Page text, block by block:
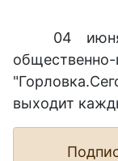
04
выходит